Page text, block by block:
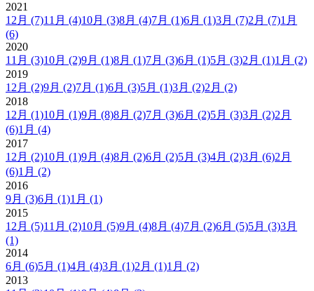
2021
12月 (7)11月 (4)10月 (3)8月 (4)7月 (1)6月 (1)3月 (7)2月 (7)1月
(6)
2020
11月 (3)10月 (2)9月 (1)8月 (1)7月 (3)6月 (1)5月 (3)2月 (1)1月 (2)
2019
12月 (2)9月 (2)7月 (1)6月 (3)5月 (1)3月 (2)2月 (2)
2018
12月 (1)10月 (1)9月 (8)8月 (2)7月 (3)6月 (2)5月 (3)3月 (2)2月
(6)1月 (4)
2017
12月 (2)10月 (1)9月 (4)8月 (2)6月 (2)5月 (3)4月 (2)3月 (6)2月
(6)1月 (2)
2016
9月 (3)6月 (1)1月 (1)
2015
12月 (5)11月 (2)10月 (5)9月 (4)8月 (4)7月 (2)6月 (5)5月 (3)3月
(1)
2014
6月 (6)5月 (1)4月 (4)3月 (1)2月 (1)1月 (2)
2013